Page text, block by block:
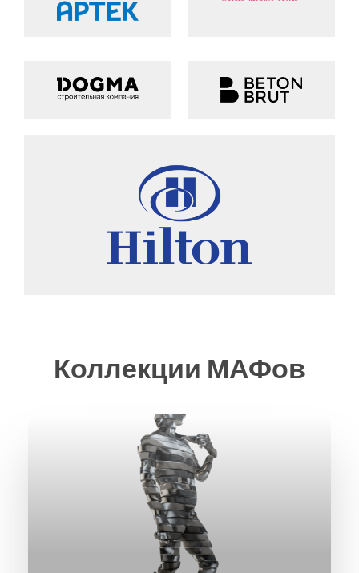
Коллекции МАФов